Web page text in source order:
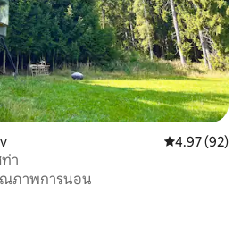
คะแนนเฉลี่ย
4.97 (92)
า
ภาพการนอน